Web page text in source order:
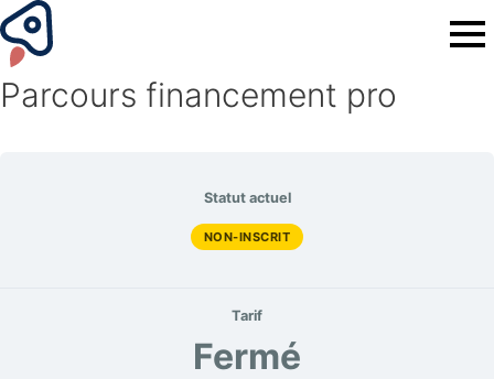
Parcours financement pro
Statut actuel
NON-INSCRIT
Tarif
Fermé